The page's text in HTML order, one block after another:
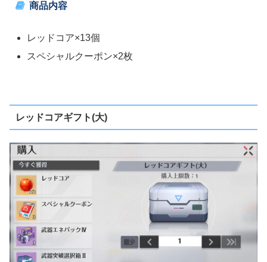
商品内容
レッドコア×13個
スペシャルクーポン×2枚
レッドコアギフト(大)